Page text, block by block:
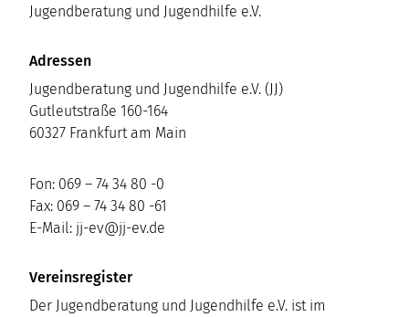
Jugendberatung und Jugendhilfe e.V.
Adressen
Jugendberatung und Jugendhilfe e.V. (JJ)
Gutleutstraße 160-164
60327 Frankfurt am Main
Fon: 069 – 74 34 80 -0
Fax: 069 – 74 34 80 -61
E-Mail: jj-ev@jj-ev.de
Vereinsregister
Der Jugendberatung und Jugendhilfe e.V. ist im